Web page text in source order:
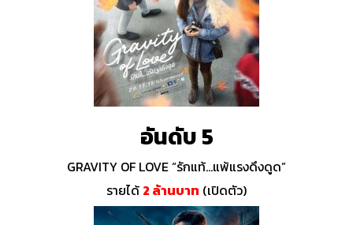
อันดับ 5
GRAVITY OF LOVE “รักแท้…แพ้แรงดึงดูด”
รายได้ 2 ล้านบาท (เปิดตัว)